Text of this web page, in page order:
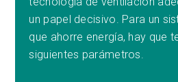
un papel decisivo. Para un
que ahorre energía, hay que
siguientes parámetros.